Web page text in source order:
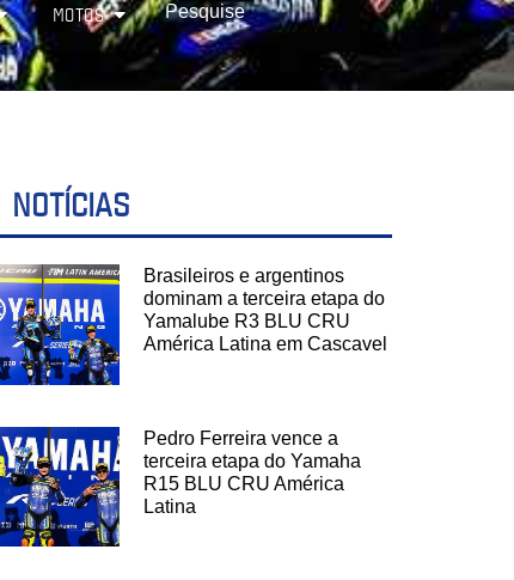
MOTOS
NOTÍCIAS
Brasileiros e argentinos
dominam a terceira etapa do
Yamalube R3 BLU CRU
América Latina em Cascavel
Pedro Ferreira vence a
terceira etapa do Yamaha
R15 BLU CRU América
Latina